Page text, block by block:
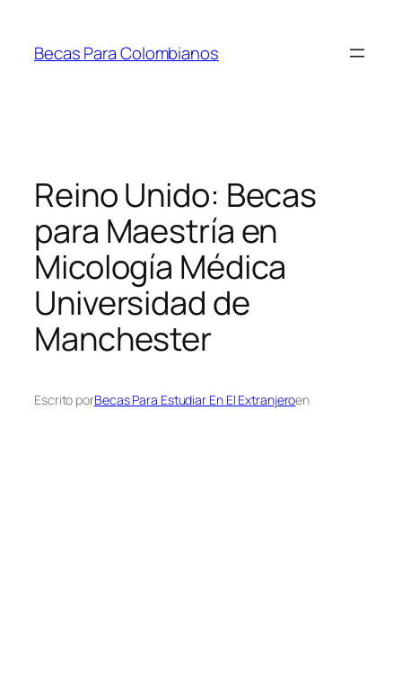
contenido
Becas Para Colombianos
Reino Unido: Becas
para Maestría en
Micología Médica
Universidad de
Manchester
Escrito porBecas Para Estudiar En El Extranjeroen